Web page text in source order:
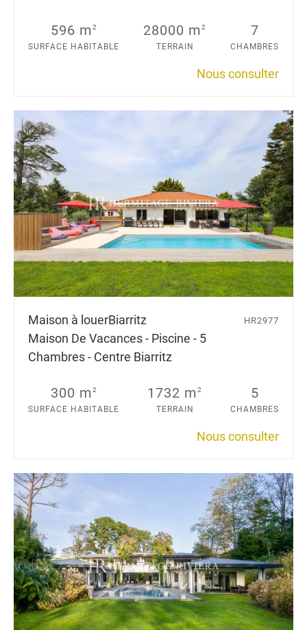
596 m2
SURFACE HABITABLE
28000 m2
TERRAIN
7
CHAMBRES
Nous consulter
Maison à louerBiarritz
Maison De Vacances - Piscine - 5
Chambres - Centre Biarritz
HR2977
300 m2
SURFACE HABITABLE
1732 m2
TERRAIN
5
CHAMBRES
Nous consulter